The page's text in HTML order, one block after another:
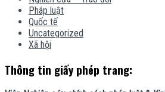
Pháp luật
Quốc tế
Uncategorized
Xã hội
Thông tin giấy phép trang: